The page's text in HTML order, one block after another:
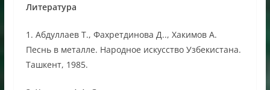
Литература
1. Абдуллаев Т., Фахретдинова Д.., Хакимов А.
Песнь в металле. Народное искусство Узбекистана.
Ташкент, 1985.